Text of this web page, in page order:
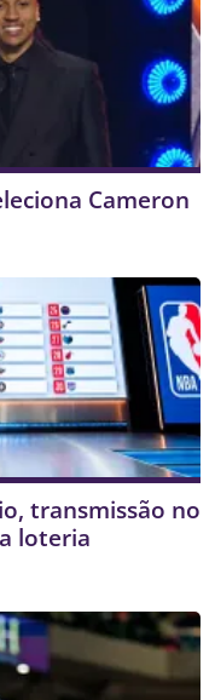
Cameron
transmissão no
loteria